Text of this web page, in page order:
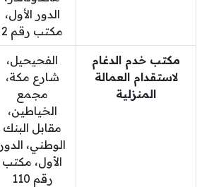
الدور الأول،
مكتب رقم 2
مكتب خدم الدغام
لاستقدام العمالة
المنزلية
الفحيحيل،
شارع مكة،
مجمع
الخياطين،
مقابل البنك
الوطني، الدور
الأول، مكتب
رقم 110